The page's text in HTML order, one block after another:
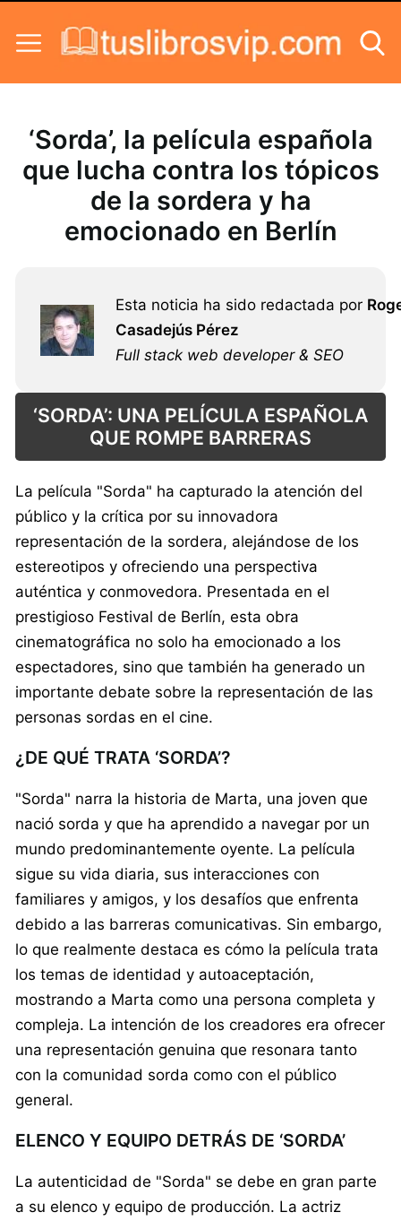
‘Sorda’, la película española
que lucha contra los tópicos
de la sordera y ha
emocionado en Berlín
Esta noticia ha sido redactada por
Casadejús Pérez
Full stack web developer & SEO
‘SORDA’: UNA PELÍCULA ESPAÑOLA
QUE ROMPE BARRERAS
La película "Sorda" ha capturado la atención del
público y la crítica por su innovadora
representación de la sordera, alejándose de los
estereotipos y ofreciendo una perspectiva
auténtica y conmovedora. Presentada en el
prestigioso Festival de Berlín, esta obra
cinematográfica no solo ha emocionado a los
espectadores, sino que también ha generado un
importante debate sobre la representación de las
personas sordas en el cine.
¿DE QUÉ TRATA ‘SORDA’?
"Sorda" narra la historia de Marta, una joven que
nació sorda y que ha aprendido a navegar por un
mundo predominantemente oyente. La película
sigue su vida diaria, sus interacciones con
familiares y amigos, y los desafíos que enfrenta
debido a las barreras comunicativas. Sin embargo,
lo que realmente destaca es cómo la película trata
los temas de identidad y autoaceptación,
mostrando a Marta como una persona completa y
compleja. La intención de los creadores era ofrecer
una representación genuina que resonara tanto
con la comunidad sorda como con el público
general.
ELENCO Y EQUIPO DETRÁS DE ‘SORDA’
La autenticidad de "Sorda" se debe en gran parte
a su elenco y equipo de producción. La actriz